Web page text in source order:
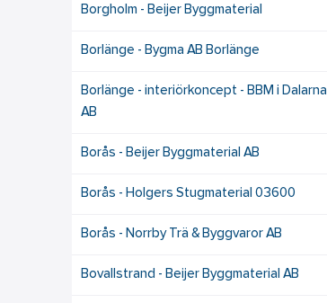
Borgholm - Beijer Byggmaterial
Borlänge - Bygma AB Borlänge
Borlänge - interiörkoncept - BBM i Dalarna
AB
Borås - Beijer Byggmaterial AB
Borås - Holgers Stugmaterial 03600
Borås - Norrby Trä & Byggvaror AB
Bovallstrand - Beijer Byggmaterial AB